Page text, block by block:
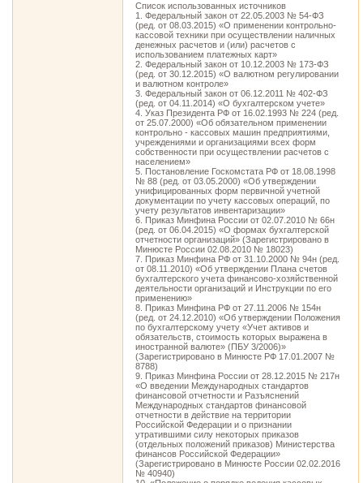
Список использованных источников
1. Федеральный закон от 22.05.2003 № 54-ФЗ
(ред. от 08.03.2015) «О применении контрольно-
кассовой техники при осуществлении наличных
денежных расчетов и (или) расчетов с
использованием платежных карт»
2. Федеральный закон от 10.12.2003 № 173-ФЗ
(ред. от 30.12.2015) «О валютном регулировании
и валютном контроле»
3. Федеральный закон от 06.12.2011 № 402-ФЗ
(ред. от 04.11.2014) «О бухгалтерском учете»
4. Указ Президента РФ от 16.02.1993 № 224 (ред.
от 25.07.2000) «Об обязательном применении
контрольно - кассовых машин предприятиями,
учреждениями и организациями всех форм
собственности при осуществлении расчетов с
населением»
5. Постановление Госкомстата РФ от 18.08.1998
№ 88 (ред. от 03.05.2000) «Об утверждении
унифицированных форм первичной учетной
документации по учету кассовых операций, по
учету результатов инвентаризации»
6. Приказ Минфина России от 02.07.2010 № 66н
(ред. от 06.04.2015) «О формах бухгалтерской
отчетности организаций» (Зарегистрировано в
Минюсте России 02.08.2010 № 18023)
7. Приказ Минфина РФ от 31.10.2000 № 94н (ред.
от 08.11.2010) «Об утверждении Плана счетов
бухгалтерского учета финансово-хозяйственной
деятельности организаций и Инструкции по его
применению»
8. Приказ Минфина РФ от 27.11.2006 № 154н
(ред. от 24.12.2010) «Об утверждении Положения
по бухгалтерскому учету «Учет активов и
обязательств, стоимость которых выражена в
иностранной валюте» (ПБУ 3/2006)»
(Зарегистрировано в Минюсте РФ 17.01.2007 №
8788)
9. Приказ Минфина России от 28.12.2015 № 217н
«О введении Международных стандартов
финансовой отчетности и Разъяснений
Международных стандартов финансовой
отчетности в действие на территории
Российской Федерации и о признании
утратившими силу некоторых приказов
(отдельных положений приказов) Министерства
финансов Российской Федерации»
(Зарегистрировано в Минюсте России 02.02.2016
№ 40940)